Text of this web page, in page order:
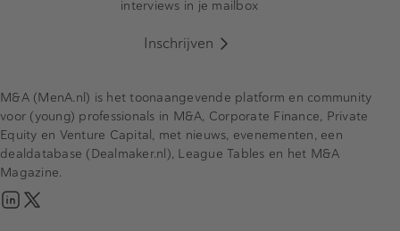
interviews in je mailbox
Inschrijven
M&A (MenA.nl) is het toonaangevende platform en community
voor (young) professionals in M&A, Corporate Finance, Private
Equity en Venture Capital, met nieuws, evenementen, een
dealdatabase (Dealmaker.nl), League Tables en het M&A
Magazine.